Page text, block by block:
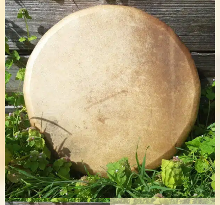
Accessoires
Blog
Infos Pratiques
Mon compte